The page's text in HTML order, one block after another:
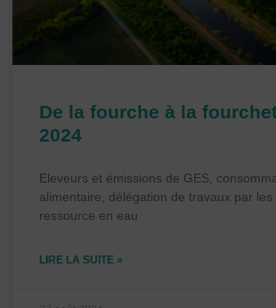
De la fourche à la
2024
Eleveurs et émissions de GES,
alimentaire, délégation de travaux par les
ressource en eau
LIRE LA SUITE »